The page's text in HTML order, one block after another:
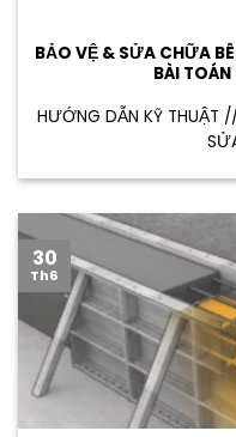
BẢO VỆ & SỬA CHỮA
BÀI
HƯỚNG DẪN KỸ THUẬT
30
Th6